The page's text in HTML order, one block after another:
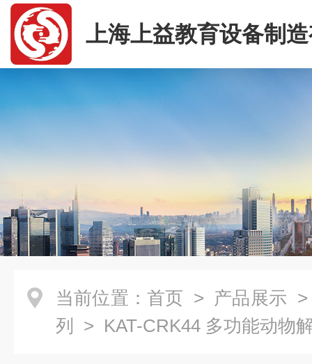
上海上益教育设备制
司
当前位置： 首页 > 产品展示
列
> KAT-CRK44 多功能动物